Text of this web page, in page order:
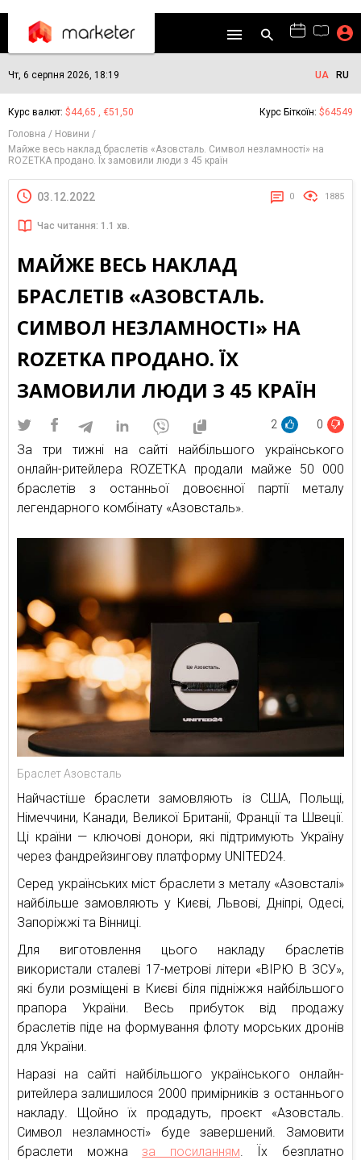
Чт, 6 серпня 2026, 18:19 UA RU
Курс валют: $44,65 , €51,50 Курс Біткоїн: $64549
Головна
Новини
Майже весь наклад браслетів «Азовсталь. Символ незламності» на
ROZETKA продано. Їх замовили люди з 45 країн
03.12.2022 0 1885
Час читання: 1.1 хв.
МАЙЖЕ ВЕСЬ НАКЛАД
БРАСЛЕТІВ «АЗОВСТАЛЬ.
СИМВОЛ НЕЗЛАМНОСТІ» НА
ROZETKA ПРОДАНО. ЇХ
ЗАМОВИЛИ ЛЮДИ З 45 КРАЇН
2 0
За три тижні на сайті найбільшого українського
онлайн-ритейлера ROZETKA продали майже 50 000
браслетів з останньої довоєнної партії металу
легендарного комбінату «Азовсталь».
Браслет Азовсталь
Найчастіше браслети замовляють із США, Польщі,
Німеччини, Канади, Великої Британії, Франції та Швеції.
Ці країни — ключові донори, які підтримують Україну
через фандрейзингову платформу UNITED24.
Серед українських міст браслети з металу «Азовсталі»
найбільше замовляють у Києві, Львові, Дніпрі, Одесі,
Запоріжжі та Вінниці.
Для виготовлення цього накладу браслетів
використали сталеві 17-метрові літери «ВІРЮ В ЗСУ»,
які були розміщені в Києві біля підніжжя найбільшого
прапора України. Весь прибуток від продажу
браслетів піде на формування флоту морських дронів
для України.
Наразі на сайті найбільшого українського онлайн-
ритейлера залишилося 2000 примірників з останнього
накладу. Щойно їх продадуть, проєкт «Азовсталь.
Символ незламності» буде завершений. Замовити
браслети можназа посиланням . Їх безплатно